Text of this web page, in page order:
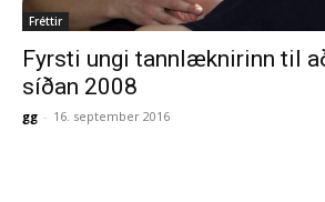
Fréttir
Fyrsti ungi tannlæknirinn til
síðan 2008
gg - 16. september 2016